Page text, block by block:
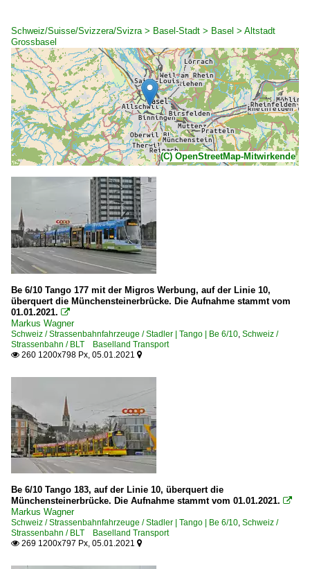
Schweiz/Suisse/Svizzera/Svizra > Basel-Stadt > Basel > Altstadt
Grossbasel
(C) OpenStreetMap-Mitwirkende
Be 6/10 Tango 177 mit der Migros Werbung, auf der Linie 10,
überquert die Münchensteinerbrücke. Die Aufnahme stammt vom
01.01.2021. 
Markus Wagner
Schweiz / Strassenbahnfahrzeuge / Stadler | Tango | Be 6/10, Schweiz /
Strassenbahn / BLT Baselland Transport
 260 1200x798 Px, 05.01.2021 
Be 6/10 Tango 183, auf der Linie 10, überquert die
Münchensteinerbrücke. Die Aufnahme stammt vom 01.01.2021. 
Markus Wagner
Schweiz / Strassenbahnfahrzeuge / Stadler | Tango | Be 6/10, Schweiz /
Strassenbahn / BLT Baselland Transport
 269 1200x797 Px, 05.01.2021 